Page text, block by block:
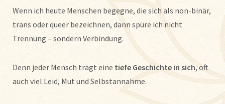
Wenn ich heute Menschen begegne, die sich als non-binär,
trans oder queer bezeichnen, dann spüre ich nicht
Trennung – sondern Verbindung.
Denn jeder Mensch trägt eine tiefe Geschichte in sich, oft
auch viel Leid, Mut und Selbstannahme.